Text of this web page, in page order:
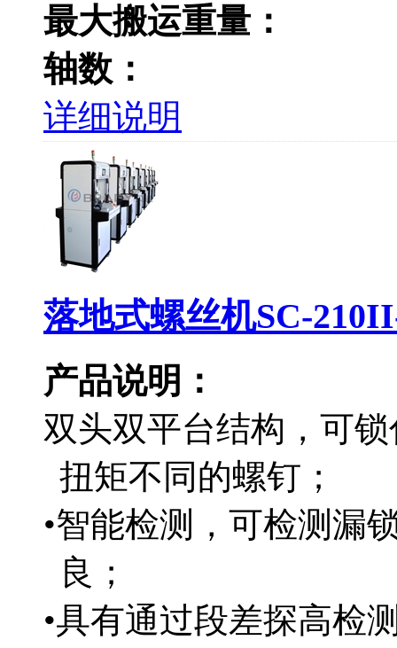
最大搬运重量：
轴数：
详细说明
落地式螺丝机SC-
产品说明：
双头双平台结构，可
扭矩不同的螺钉；
•智能检测，可检测漏
良；
•具有通过段差探高检